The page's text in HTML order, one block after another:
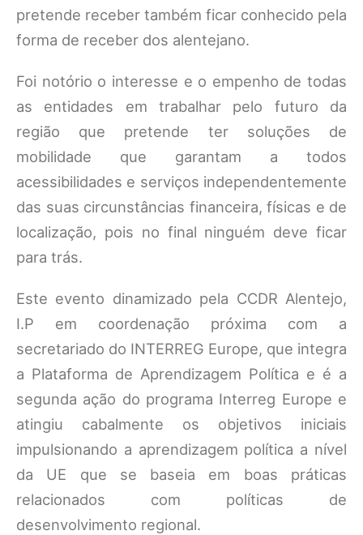
pretende receber também ficar conhecido pela
forma de receber dos alentejano.
Foi notório o interesse e o empenho de todas
as entidades em trabalhar pelo futuro da
região que pretende ter soluções de
mobilidade que garantam a todos
acessibilidades e serviços independentemente
das suas circunstâncias financeira, físicas e de
localização, pois no final ninguém deve ficar
para trás.
Este evento dinamizado pela CCDR Alentejo,
I.P em coordenação próxima com a
secretariado do INTERREG Europe, que integra
a Plataforma de Aprendizagem Política e é a
segunda ação do programa Interreg Europe e
atingiu cabalmente os objetivos iniciais
impulsionando a aprendizagem política a nível
da UE que se baseia em boas práticas
relacionados com políticas de
desenvolvimento regional.